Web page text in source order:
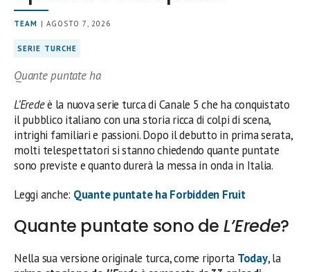
TEAM | AGOSTO 7, 2026
SERIE TURCHE
Quante puntate ha
L’Eredeè la nuova serie turca di Canale 5 che ha conquistato
il pubblico italiano con una storia ricca di colpi di scena,
intrighi familiari e passioni. Dopo il debutto in prima serata,
molti telespettatori si stanno chiedendo quante puntate
sono previste e quanto durerà la messa in onda in Italia.
Leggi anche: Quante puntate ha Forbidden Fruit
Quante puntate sono de L’Erede?
Nella sua versione originale turca, come riporta Today, la